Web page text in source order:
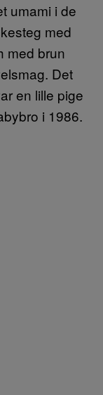
umami i de
med
med brun
Det
en lille pige
i 1986.